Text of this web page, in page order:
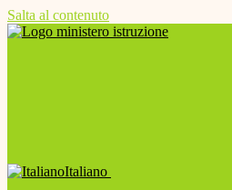
Salta al contenuto
Italiano